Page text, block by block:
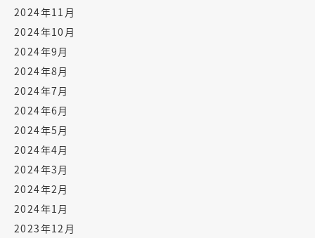
2024年11月
2024年10月
2024年9月
2024年8月
2024年7月
2024年6月
2024年5月
2024年4月
2024年3月
2024年2月
2024年1月
2023年12月